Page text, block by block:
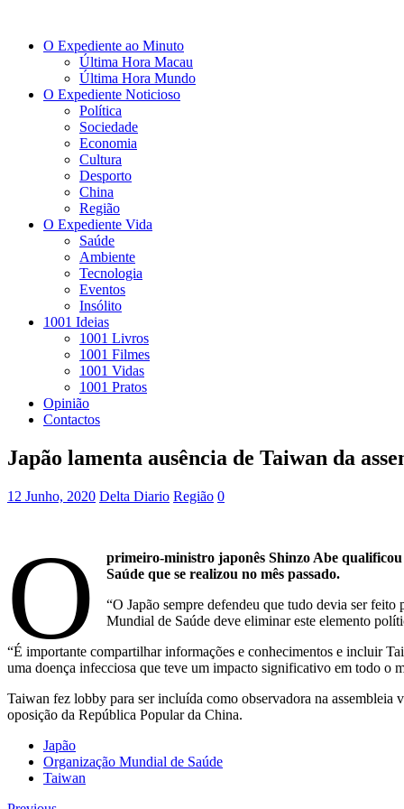
O Expediente ao Minuto
Última Hora Macau
Última Hora Mundo
O Expediente Noticioso
Política
Sociedade
Economia
Cultura
Desporto
China
Região
O Expediente Vida
Saúde
Ambiente
Tecnologia
Eventos
Insólito
1001 Ideias
1001 Livros
1001 Filmes
1001 Vidas
1001 Pratos
Opinião
Contactos
Japão lamenta ausência de Taiwan da
12 Junho, 2020 Delta Diario Região 0
O
primeiro-ministro japonês Shinzo Abe
Saúde que se realizou no mês passado.
“O Japão sempre defendeu que tudo devia ser
Mundial de Saúde deve eliminar este elemento
“É importante compartilhar informações e conhecimentos e incluir
uma doença infecciosa que teve um impacto significativo em todo o
Taiwan fez lobby para ser incluída como observadora na
oposição da República Popular da China.
Japão
Organização Mundial de Saúde
Taiwan